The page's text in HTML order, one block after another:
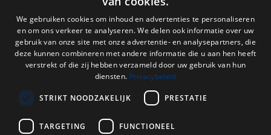
Openingstijden
Nieuwsbrief
We gebruiken cookies om inhoud en advertenties te personaliseren
en om ons verkeer te analyseren. We delen ook informatie over uw
gebruik van onze site met onze advertentie- en analysepartners, die
deze kunnen combineren met andere informatie die u aan hen heeft
verstrekt of die zij hebben verzameld door uw gebruik van hun
diensten. Privacybeleid
STRIKT NOODZAKELIJK PRESTATIE
TARGETING FUNCTIONEEL